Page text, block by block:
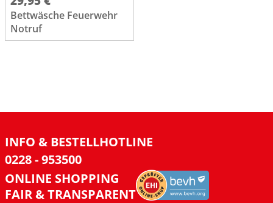
Bettwäsche Feuerwehr
Notruf
INFO & BESTELLHOTLINE
0228 - 953500
ONLINE SHOPPING
FAIR & TRANSPARENT